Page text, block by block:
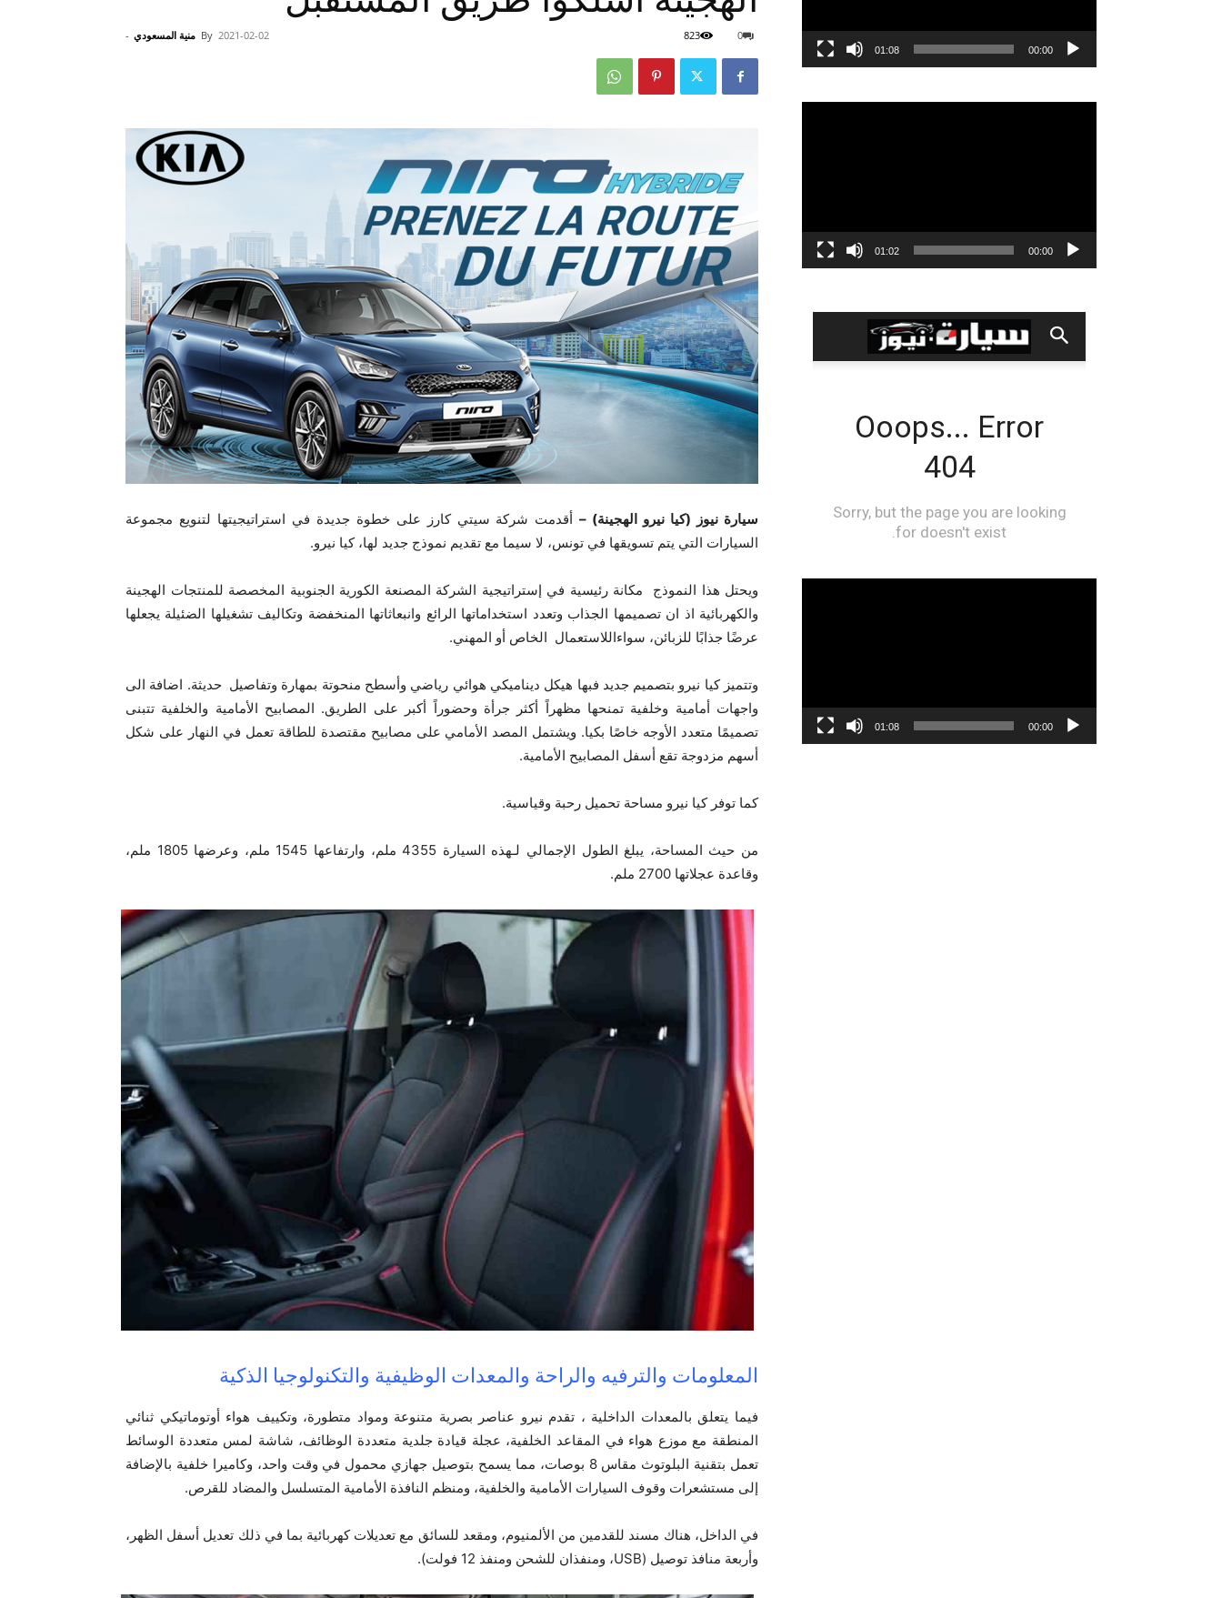
By منية المسعودي - 2021-02-02 0
823
سيارة نيوز (كيا نيرو الهجينة) –أقدمت شركة سيتي كارز على خطوة جديدة في استراتيجيتها لتنويع مجموعة
السيارات التي يتم تسويقها في تونس، لا سيما مع تقديم نموذج جديد لها، كيا نيرو.
ويحتل هذا النموذج مكانة رئيسية في إستراتيجية الشركة المصنعة الكورية الجنوبية المخصصة للمنتجات الهجينة
والكهربائية اذ ان تصميمها الجذاب وتعدد استخداماتها الرائع وانبعاثاتها المنخفضة وتكاليف تشغيلها الضئيلة يجعلها
عرضًا جذابًا للزبائن، سواءاللاستعمال الخاص أو المهني.
وتتميز كيا نيرو بتصميم جديد فبها هيكل ديناميكي هوائي رياضي وأسطح منحوتة بمهارة وتفاصيل حديثة. اضافة الى
واجهات أمامية وخلفية تمنحها مظهراً أكثر جرأة وحضوراً أكبر على الطريق. المصابيح الأمامية والخلفية تتبنى
تصميمًا متعدد الأوجه خاصًا بكيا. ويشتمل المصد الأمامي على مصابيح مقتصدة للطاقة تعمل في النهار على شكل
أسهم مزدوجة تقع أسفل المصابيح الأمامية.
كما توفر كيا نيرو مساحة تحميل رحبة وقياسية.
من حيث المساحة، يبلغ الطول الإجمالي لـهذه السيارة 4355 ملم، وارتفاعها 1545 ملم، وعرضها 1805 ملم،
وقاعدة عجلاتها 2700 ملم.
المعلومات والترفيه والراحة والمعدات الوظيفية والتكنولوجيا الذكية
فيما يتعلق بالمعدات الداخلية ، تقدم نيرو عناصر بصرية متنوعة ومواد متطورة، وتكييف هواء أوتوماتيكي ثنائي
المنطقة مع موزع هواء في المقاعد الخلفية، عجلة قيادة جلدية متعددة الوظائف، شاشة لمس متعددة الوسائط
تعمل بتقنية البلوتوث مقاس 8 بوصات، مما يسمح بتوصيل جهازي محمول في وقت واحد، وكاميرا خلفية بالإضافة
إلى مستشعرات وقوف السيارات الأمامية والخلفية، ومنظم النافذة الأمامية المتسلسل والمضاد للقرص.
في الداخل، هناك مسند للقدمين من الألمنيوم، ومقعد للسائق مع تعديلات كهربائية بما في ذلك تعديل أسفل الظهر،
وأربعة منافذ توصيل (USB، ومنفذان للشحن ومنفذ 12 فولت).
00:00
01:08
00:00
01:02
00:00
01:08